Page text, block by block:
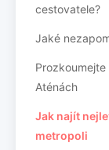
cestovatele?
Jaké
Aténách
Jak najít
metropoli